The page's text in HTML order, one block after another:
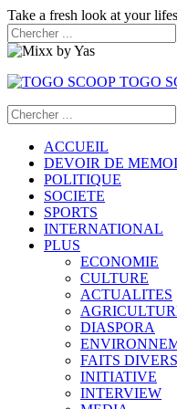
Take a fresh look at your
TOGO
ACCUEIL
DEVOIR DE
POLITIQUE
SOCIETE
SPORTS
INTERNATIONAL
PLUS
ECONOMIE
CULTURE
ACTUALITES
DIASPORA
FAITS DIVERS
INITIATIVE
INTERVIEW